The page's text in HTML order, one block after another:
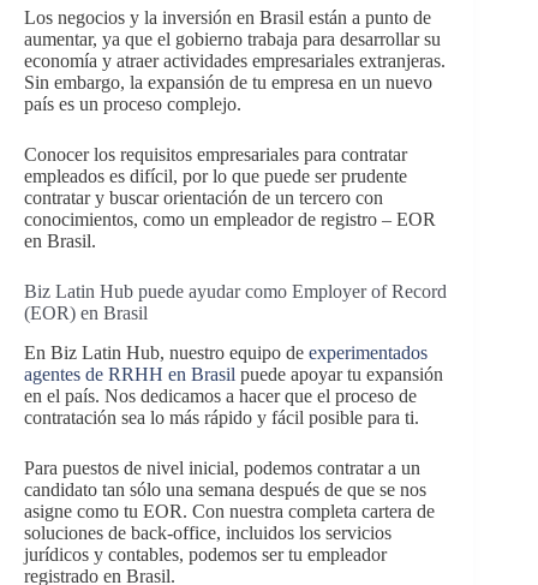
Los negocios y la inversión en Brasil están a punto de
aumentar, ya que el gobierno trabaja para desarrollar su
economía y atraer actividades empresariales extranjeras.
Sin embargo, la expansión de tu empresa en un nuevo
país es un proceso complejo.
Conocer los requisitos empresariales para contratar
empleados es difícil, por lo que puede ser prudente
contratar y buscar orientación de un tercero con
conocimientos, como un empleador de registro – EOR
en Brasil.
Biz Latin Hub puede ayudar como Employer of Record
(EOR) en Brasil
En Biz Latin Hub, nuestro equipo de experimentados
agentes de RRHH en Brasil puede apoyar tu expansión
en el país. Nos dedicamos a hacer que el proceso de
contratación sea lo más rápido y fácil posible para ti.
Para puestos de nivel inicial, podemos contratar a un
candidato tan sólo una semana después de que se nos
asigne como tu EOR. Con nuestra completa cartera de
soluciones de back-office, incluidos los servicios
jurídicos y contables, podemos ser tu empleador
registrado en Brasil.